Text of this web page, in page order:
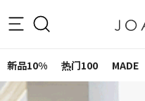
新品10% 热门100 MADE